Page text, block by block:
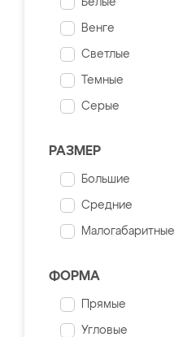
Белые
Венге
Светлые
Темные
Серые
РАЗМЕР
Большие
Средние
Малогабаритные
ФОРМА
Прямые
Угловые